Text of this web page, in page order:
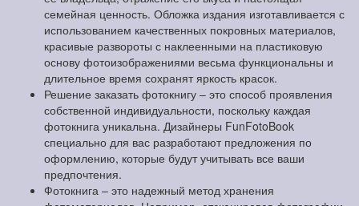
семейная ценность. Обложка издания изготавливается с
использованием качественных покровных материалов,
красивые развороты с наклеенными на пластиковую
основу фотоизображениями весьма функциональны и
длительное время сохранят яркость красок.
Решение заказать фотокнигу – это способ проявления
собственной индивидуальности, поскольку каждая
фотокнига уникальна. Дизайнеры FunFotoBook
специально для вас разработают предложения по
оформлению, которые будут учитывать все ваши
предпочтения.
Фотокнига – это надежный метод хранения